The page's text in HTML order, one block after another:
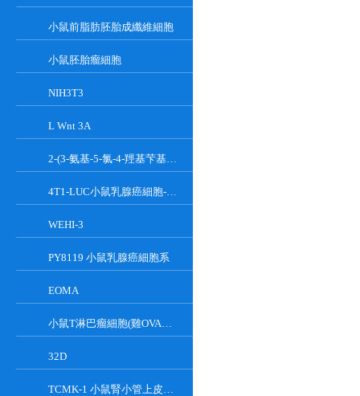
小鼠前脂肪胚胎成纖維細胞
小鼠胚胎瘤細胞
NIH3T3
L Wnt 3A
2-(3-氨基-5-氯-4-羥基芐基)-1H-異吲哚-1,3(2H)-二酮
4T1-LUC小鼠乳腺癌細胞-熒光素酶標記
WEHI-3
PY8119 小鼠乳腺癌細胞系
EOMA
小鼠T淋巴瘤細胞(雞OVA基因修飾)
32D
TCMK-1 小鼠腎小管上皮細胞系